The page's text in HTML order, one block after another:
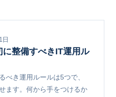
日
整備すべきIT運用ル
べき運用ルールは5つで、
ます。何から手をつけるか